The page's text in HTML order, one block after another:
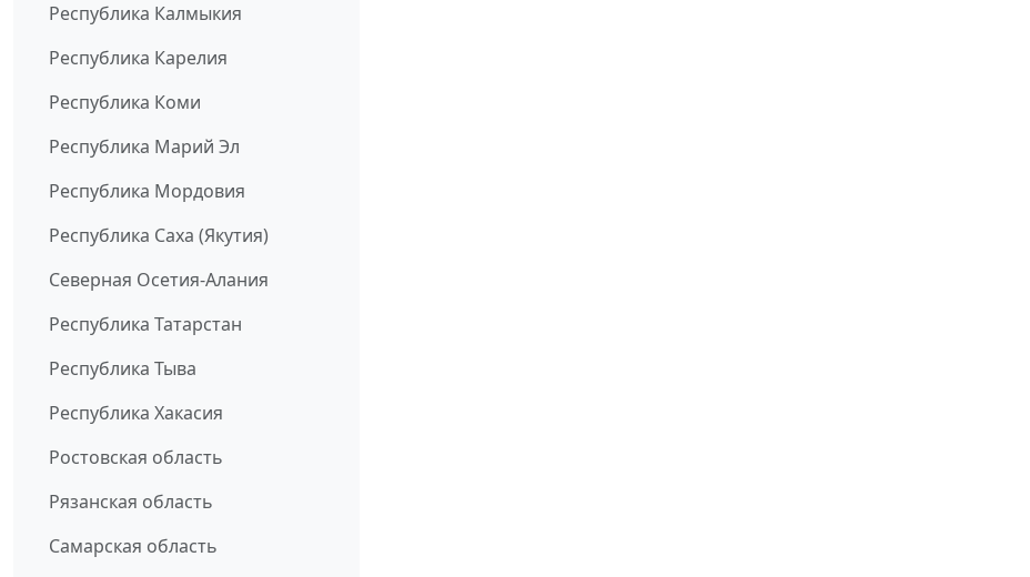
Республика Калмыкия
Республика Карелия
Республика Коми
Республика Марий Эл
Республика Мордовия
Республика Саха (Якутия)
Северная Осетия-Алания
Республика Татарстан
Республика Тыва
Республика Хакасия
Ростовская область
Рязанская область
Самарская область